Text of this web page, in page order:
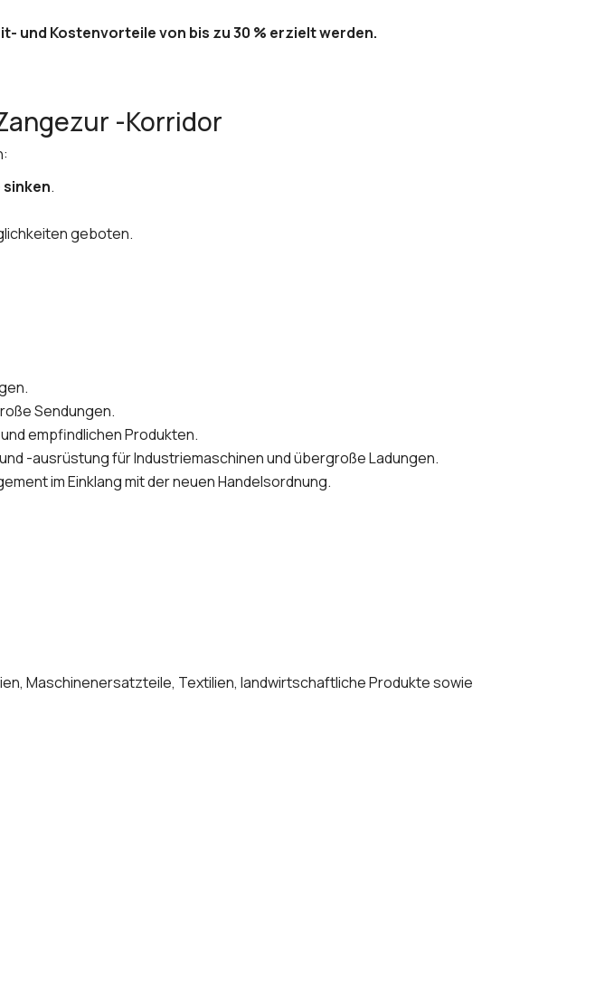
und Kostenvorteile von bis zu 30 % erzielt werden.
-Korridor
sinken.
geboten.
Sendungen.
empfindlichen Produkten.
-ausrüstung für Industriemaschinen und übergroße Ladungen.
im Einklang mit der neuen Handelsordnung.
Maschinenersatzteile, Textilien, landwirtschaftliche Produkte sowie